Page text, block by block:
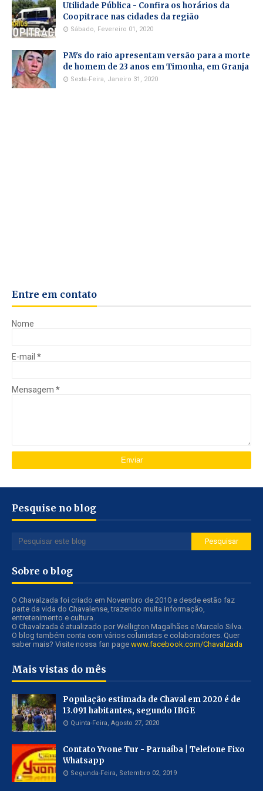
Utilidade Pública - Confira os horários da
Coopitrace nas cidades da região
Sábado, Fevereiro 01, 2020
PM's do raio apresentam versão para a morte
de homem de 23 anos em Timonha, em Granja
Sexta-Feira, Janeiro 31, 2020
Entre em contato
Nome
E-mail *
Mensagem *
Pesquise no blog
Sobre o blog
O Chavalzada foi criado em Novembro de 2010 e desde estão faz
parte da vida do Chavalense, trazendo muita informação,
entretenimento e cultura.
O Chavalzada é atualizado por Welligton Magalhães e Marcelo Silva.
O blog também conta com vários colunistas e colaboradores. Quer
saber mais? Visite nossa fan page www.facebook.com/Chavalzada
Mais vistas do mês
População estimada de Chaval em 2020 é de
13.091 habitantes, segundo IBGE
Quinta-Feira, Agosto 27, 2020
Contato Yvone Tur - Parnaíba | Telefone Fixo
Whatsapp
Segunda-Feira, Setembro 02, 2019